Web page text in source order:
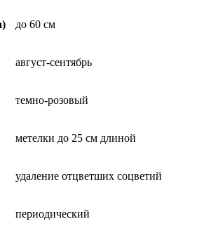
до 60 см
август-сентябрь
темно-розовый
метелки до 25 см длиной
удаление отцветших соцветий
периодический